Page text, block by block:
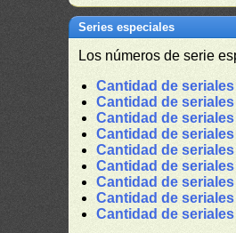
Series especiales
Los números de serie
Cantidad de
Cantidad de
Cantidad de
Cantidad de
Cantidad de
Cantidad de
Cantidad de
Cantidad de
Cantidad de